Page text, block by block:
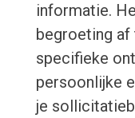
informatie.
begroeting
specifieke
persoonlijke
je